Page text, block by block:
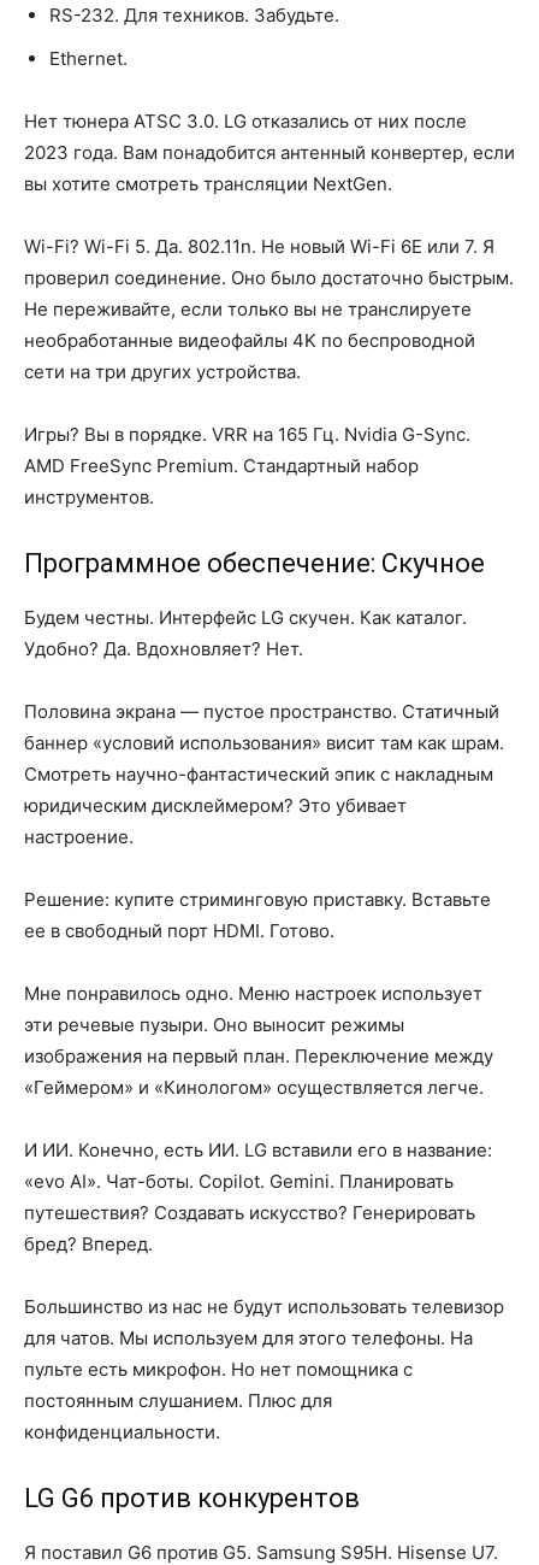
RS-232. Для техников. Забудьте.
Ethernet.
Нет тюнера ATSC 3.0. LG отказались от них после
2023 года. Вам понадобится антенный конвертер, если
вы хотите смотреть трансляции NextGen.
Wi-Fi? Wi-Fi 5. Да. 802.11n. Не новый Wi-Fi 6E или 7. Я
проверил соединение. Оно было достаточно быстрым.
Не переживайте, если только вы не транслируете
необработанные видеофайлы 4K по беспроводной
сети на три других устройства.
Игры? Вы в порядке. VRR на 165 Гц. Nvidia G-Sync.
AMD FreeSync Premium. Стандартный набор
инструментов.
Программное обеспечение: Скучное
Будем честны. Интерфейс LG скучен. Как каталог.
Удобно? Да. Вдохновляет? Нет.
Половина экрана — пустое пространство. Статичный
баннер «условий использования» висит там как шрам.
Смотреть научно-фантастический эпик с накладным
юридическим дисклеймером? Это убивает
настроение.
Решение: купите стриминговую приставку. Вставьте
ее в свободный порт HDMI. Готово.
Мне понравилось одно. Меню настроек использует
эти речевые пузыри. Оно выносит режимы
изображения на первый план. Переключение между
«Геймером» и «Кинологом» осуществляется легче.
И ИИ. Конечно, есть ИИ. LG вставили его в название:
«evo AI». Чат-боты. Copilot. Gemini. Планировать
путешествия? Создавать искусство? Генерировать
бред? Вперед.
Большинство из нас не будут использовать телевизор
для чатов. Мы используем для этого телефоны. На
пульте есть микрофон. Но нет помощника с
постоянным слушанием. Плюс для
конфиденциальности.
LG G6 против конкурентов
Я поставил G6 против G5. Samsung S95H. Hisense U7.